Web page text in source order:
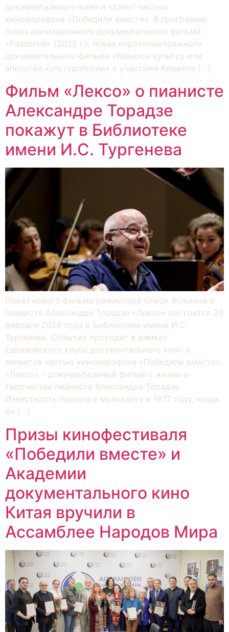
документального кино и станет частью
киномарафона «Победили вместе». В программе:
показ анимационного документального фильма
«Разлогов» (2025 г.); показ короткометражного
документального фильма «Вавилон культур или
апология культурологии» с участием Кирилла […]
Фильм «Лексо» о пианисте
Александре Торадзе
покажут в Библиотеке
имени И.С. Тургенева
Показ нового фильма режиссера Олеси Фокиной о
пианисте Александре Торадзе «Лексо» состоится 26
февраля 2026 года в Библиотеке имени И.С.
Тургенева. Событие проходит в рамках
Евразийского клуба документального кино и
является частью киномарафона «Победили вместе».
«Лексо» – документальный фильм о жизни и
творчестве пианиста Александра Торадзе.
Известность пришла к музыканту в 1977 году, когда
он […]
Призы кинофестиваля
«Победили вместе» и
Академии
документального кино
Китая вручили в
Ассамблее Народов Мира